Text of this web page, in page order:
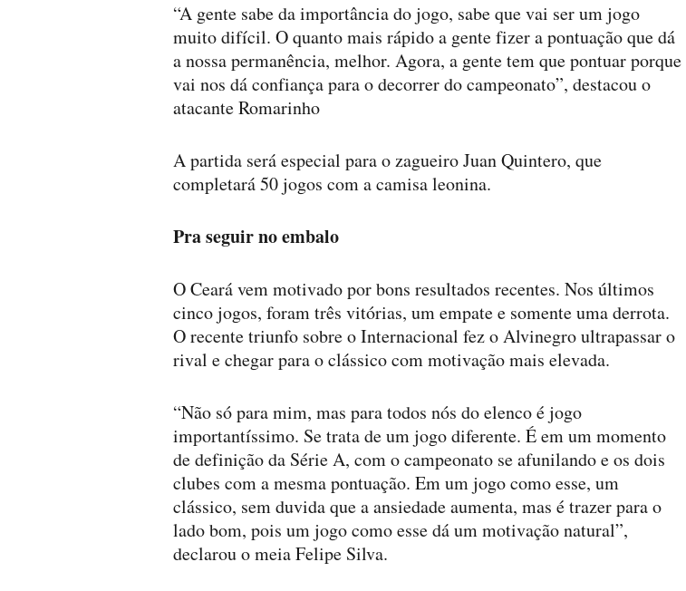
“A gente sabe da importância do jogo, sabe que vai ser um jogo
muito difícil. O quanto mais rápido a gente fizer a pontuação que dá
a nossa permanência, melhor. Agora, a gente tem que pontuar porque
vai nos dá confiança para o decorrer do campeonato”, destacou o
atacante Romarinho
A partida será especial para o zagueiro Juan Quintero, que
completará 50 jogos com a camisa leonina.
Pra seguir no embalo
O Ceará vem motivado por bons resultados recentes. Nos últimos
cinco jogos, foram três vitórias, um empate e somente uma derrota.
O recente triunfo sobre o Internacional fez o Alvinegro ultrapassar o
rival e chegar para o clássico com motivação mais elevada.
“Não só para mim, mas para todos nós do elenco é jogo
importantíssimo. Se trata de um jogo diferente. É em um momento
de definição da Série A, com o campeonato se afunilando e os dois
clubes com a mesma pontuação. Em um jogo como esse, um
clássico, sem duvida que a ansiedade aumenta, mas é trazer para o
lado bom, pois um jogo como esse dá um motivação natural”,
declarou o meia Felipe Silva.